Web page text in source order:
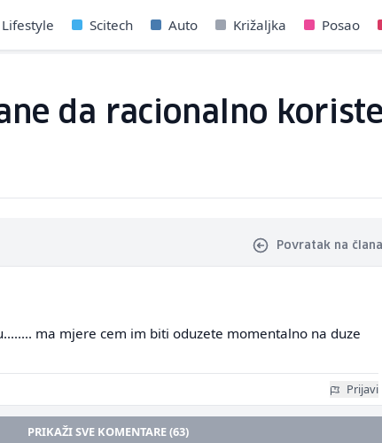
Lifestyle Scitech Auto Križaljka Posao
da racionalno
Povratak na
ma mjere cem im biti oduzete momentalno na duze
Prijavi
PRIKAŽI SVE KOMENTARE (63)